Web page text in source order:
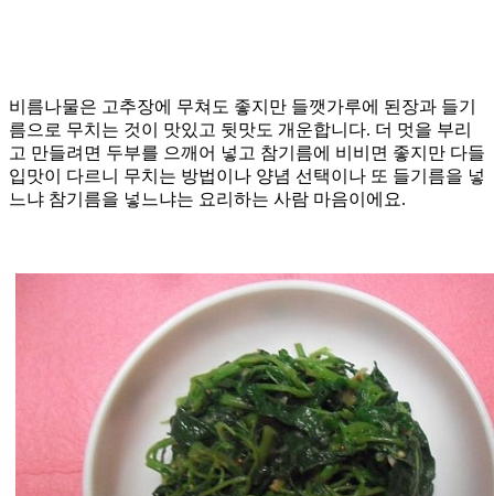
비름나물은 고추장에 무쳐도 좋지만 들깻가루에 된장과 들기
름으로 무치는 것이 맛있고 뒷맛도 개운합니다. 더 멋을 부리
고 만들려면 두부를 으깨어 넣고 참기름에 비비면 좋지만 다들
입맛이 다르니 무치는 방법이나 양념 선택이나 또 들기름을 넣
느냐 참기름을 넣느냐는 요리하는 사람 마음이에요.